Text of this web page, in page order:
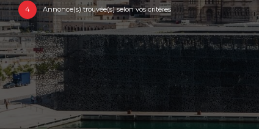
4 Annonce(s) trouvée(s) selon vos critères